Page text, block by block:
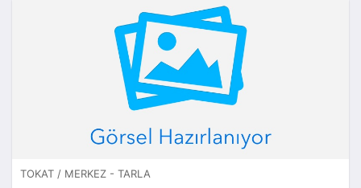
TOKAT / MERKEZ - TARLA